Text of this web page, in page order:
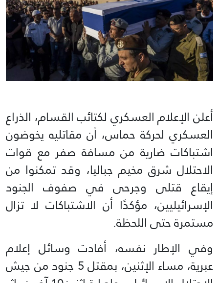
أعلن الإعلام العسكري لكتائب القسام، الذراع
العسكري لحركة حماس، أن مقاتليه يخوضون
اشتباكات ضارية من مسافة صفر مع قوات
الاحتلال شرق مخيم جباليا، وقد تمكنوا من
إيقاع قتلى وجرحى في صفوف الجنود
الإسرائيليين، مؤكدًا أن الاشتباكات لا تزال
مستمرة حتى اللحظة.
وفي الإطار نفسه، أفادت وسائل إعلام
عبرية، مساء الإثنين، بمقتل 5 جنود من جيش